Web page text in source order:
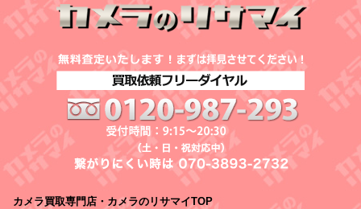
カメラ買取専門店・カメラのリサマイTOP